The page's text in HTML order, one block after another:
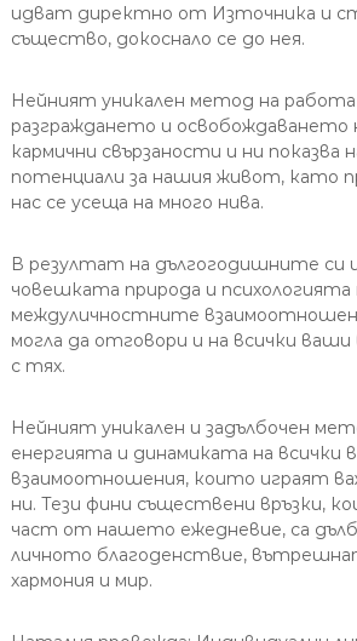
идват директно от Източника и
същество, докоснало се до нея.
Нейният уникален метод на работа
разграждането и освобождаването
кармични свързаности и ни показва
потенциали за нашия живот, като
нас се усеща на много нива.
В резултат на дългогодишните си
човешката природа и психологията
междуличностните
могла да отговори и на всички ваши
с тях.
Нейният уникален и задълбочен
енергията и динамиката на всички
взаимоотношения, които играят
ни. Тези фини съществени връзки,
част от нашето ежедневие, са
личното благоденствие,
хармония и мир.